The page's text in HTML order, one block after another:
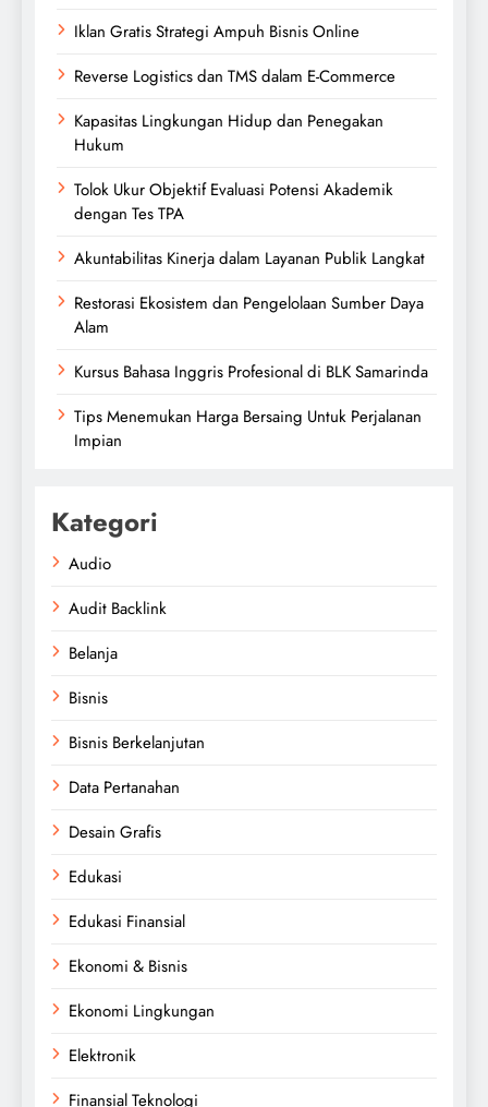
Iklan Gratis Strategi Ampuh Bisnis Online
Reverse Logistics dan TMS dalam E-Commerce
Kapasitas Lingkungan Hidup dan Penegakan
Hukum
Tolok Ukur Objektif Evaluasi Potensi Akademik
dengan Tes TPA
Akuntabilitas Kinerja dalam Layanan Publik Langkat
Restorasi Ekosistem dan Pengelolaan Sumber Daya
Alam
Kursus Bahasa Inggris Profesional di BLK Samarinda
Tips Menemukan Harga Bersaing Untuk Perjalanan
Impian
Kategori
Audio
Audit Backlink
Belanja
Bisnis
Bisnis Berkelanjutan
Data Pertanahan
Desain Grafis
Edukasi
Edukasi Finansial
Ekonomi & Bisnis
Ekonomi Lingkungan
Elektronik
Finansial Teknologi